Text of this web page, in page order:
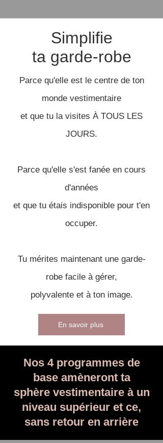
Simplifie
ta garde-robe
Parce qu'elle est le centre de ton
monde vestimentaire
et que tu la visites À TOUS LES
JOURS.
Parce qu'elle s'est fanée en cours
d'années
et que tu étais indisponible pour t'en
occuper.
Tu mérites maintenant une garde-
robe facile à gérer,
polyvalente et à ton image.
En savoir plus
Nos 4 programmes de
base amèneront ta
sphèrevestimentaire à un
niveau supérieur et ce,
sans retour en arrière